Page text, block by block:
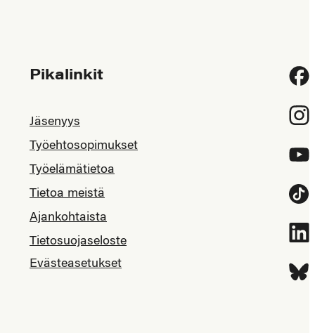
Pikalinkit
Jäsenyys
Työehtosopimukset
Työelämätietoa
Tietoa meistä
Ajankohtaista
Tietosuojaseloste
Evästeasetukset